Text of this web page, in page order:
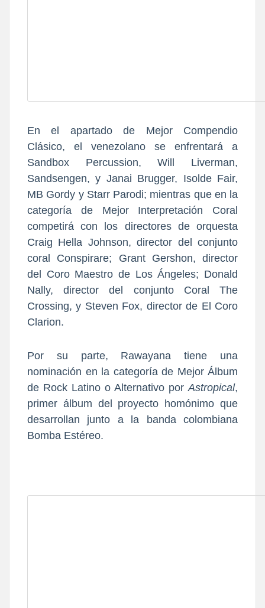
En el apartado de Mejor Compendio
Clásico, el venezolano se enfrentará a
Sandbox Percussion, Will Liverman,
Sandsengen, y Janai Brugger, Isolde Fair,
MB Gordy y Starr Parodi; mientras que en la
categoría de Mejor Interpretación Coral
competirá con los directores de orquesta
Craig Hella Johnson, director del conjunto
coral Conspirare; Grant Gershon, director
del Coro Maestro de Los Ángeles; Donald
Nally, director del conjunto Coral The
Crossing, y Steven Fox, director de El Coro
Clarion.
Por su parte,
Rawayana tiene una
nominación en la categoría de Mejor Álbum
de Rock Latino o Alternativo por Astropical,
primer álbum del proyecto homónimo que
desarrollan junto a la banda colombiana
Bomba Estéreo.